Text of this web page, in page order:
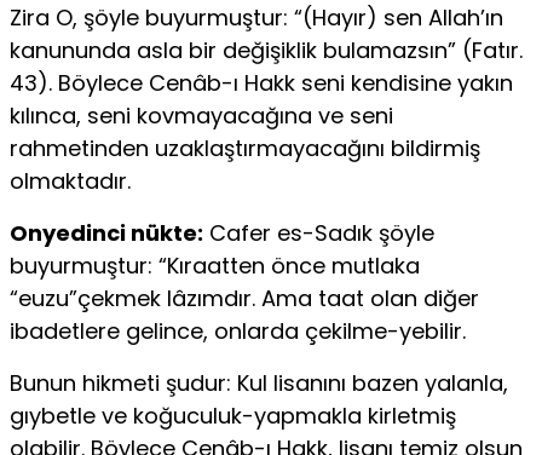
Zira O, şöyle buyurmuştur: “(Hayır) sen Allah’ın
kanununda asla bir değişiklik bulamazsın” (Fatır.
43). Böylece Cenâb-ı Hakk seni kendisine yakın
kılınca, seni kovmayacağına ve seni
rahmetinden uzaklaştırmayacağını bildirmiş
olmaktadır.
Onyedinci nükte: Cafer es-Sadık şöyle
buyurmuştur: “Kıraatten önce mutlaka
“euzu”çekmek lâzımdır. Ama taat olan diğer
ibadetlere gelince, onlarda çekilme-yebilir.
Bunun hikmeti şudur: Kul lisanını bazen yalanla,
gıybetle ve koğuculuk-yapmakla kirletmiş
olabilir. Böylece Cenâb-ı Hakk, lisanı temiz olsun